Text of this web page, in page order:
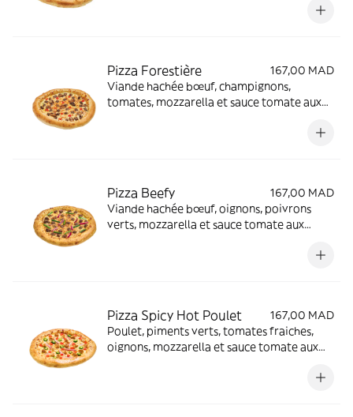
Pizza Forestière
167,00 MAD
Viande hachée bœuf, champignons,
tomates, mozzarella et sauce tomate aux
Pizza Beefy
167,00 MAD
Viande hachée bœuf, oignons, poivrons
verts, mozzarella et sauce tomate aux
Pizza Spicy Hot Poulet
167,00 MAD
Poulet, piments verts, tomates fraiches,
oignons, mozzarella et sauce tomate aux